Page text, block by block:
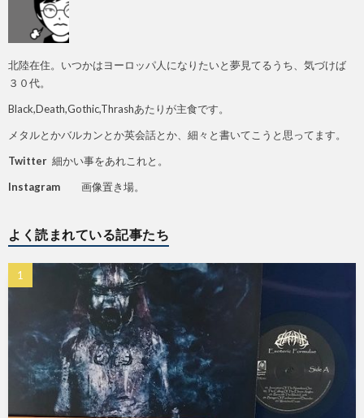
北陸在住。いつかはヨーロッパ人になりたいと夢見てるうち、気づけば
３０代。
Black,Death,Gothic,Thrashあたりが主食です。
メタルとかバルカンとか英会話とか、細々と書いてこうと思ってます。
Twitter 細かい事をあれこれと。
Instagram 画像置き場。
よく読まれている記事たち